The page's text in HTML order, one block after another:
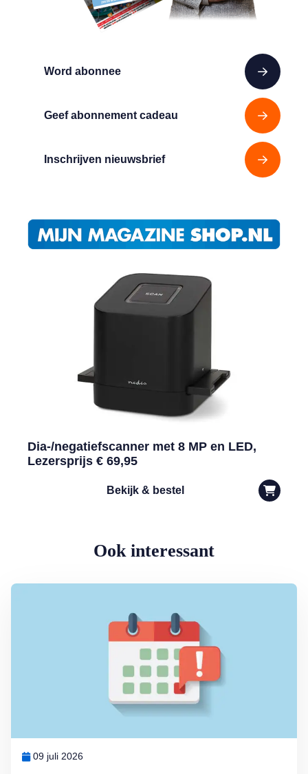
Word abonnee
Geef abonnement cadeau
Inschrijven nieuwsbrief
Dia-/negatiefscanner met 8 MP en LED,
Lezersprijs € 69,95
Bekijk & bestel
Ook interessant
09 juli 2026
Lees meer over Wijziging bij het melden van een niet ontvangen